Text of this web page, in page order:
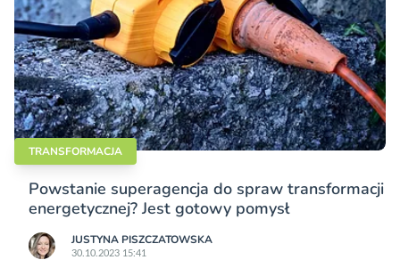
TRANSFORMACJA
Powstanie superagencja do spraw transformacji
energetycznej? Jest gotowy pomysł
JUSTYNA PISZCZATOWSKA
30.10.2023 15:41